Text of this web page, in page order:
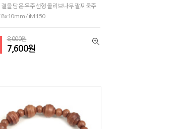
결을 담은 우주선형 올리브나무 팔찌묵주
8x10mm / iM150
8,000원
7,600원